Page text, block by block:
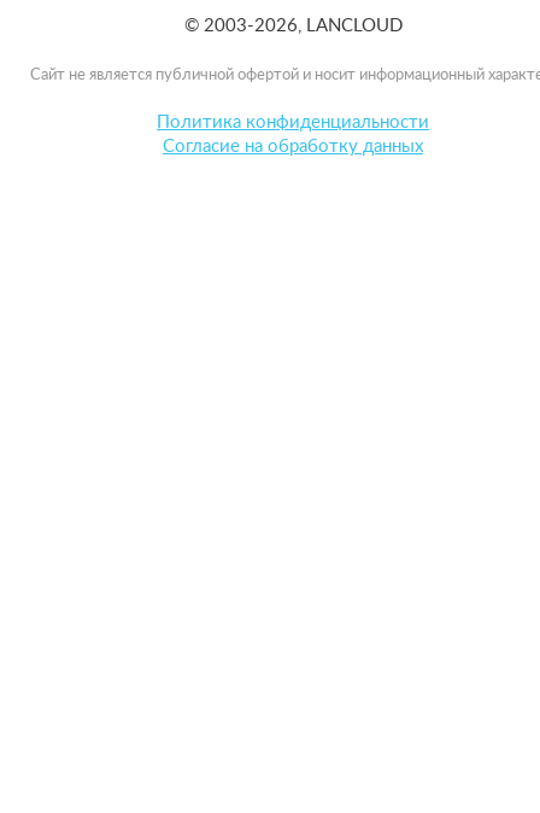
© 2003-2026, LANCLOUD
Сайт не является публичной офертой и носит информационный
Политика конфиденциальности
Согласие на обработку данных